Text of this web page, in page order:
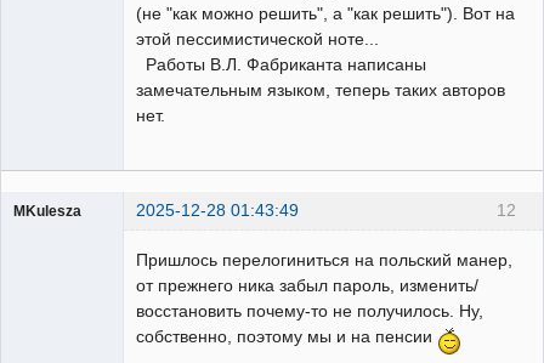
(не "как можно решить", а "как решить"). Вот на
этой пессимистической ноте...
Работы В.Л. Фабриканта написаны
замечательным языком, теперь таких авторов
нет.
12
MKulesza 2025-12-28 01:43:49
Пришлось перелогиниться на польский манер,
от прежнего ника забыл пароль, изменить/
восстановить почему-то не получилось. Ну,
собственно, поэтому мы и на пенсии